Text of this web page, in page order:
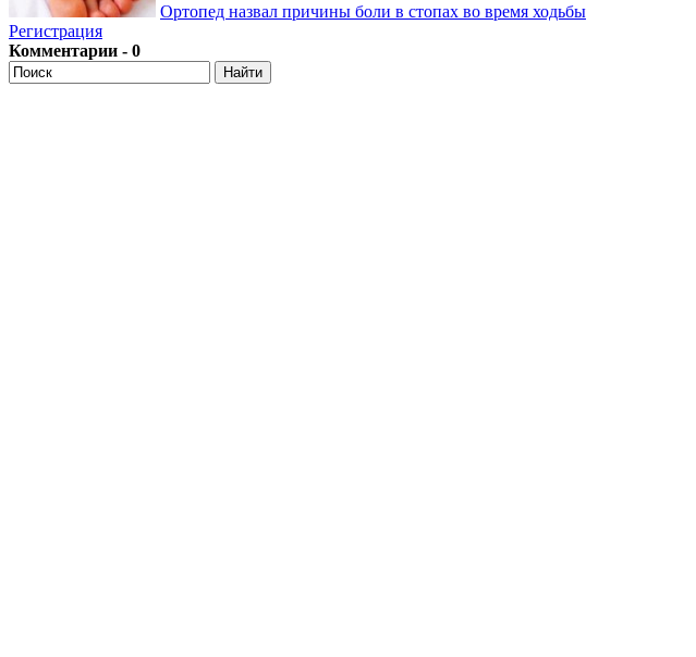
Ортопед назвал причины боли в стопах во время ходьбы
Регистрация
Комментарии - 0